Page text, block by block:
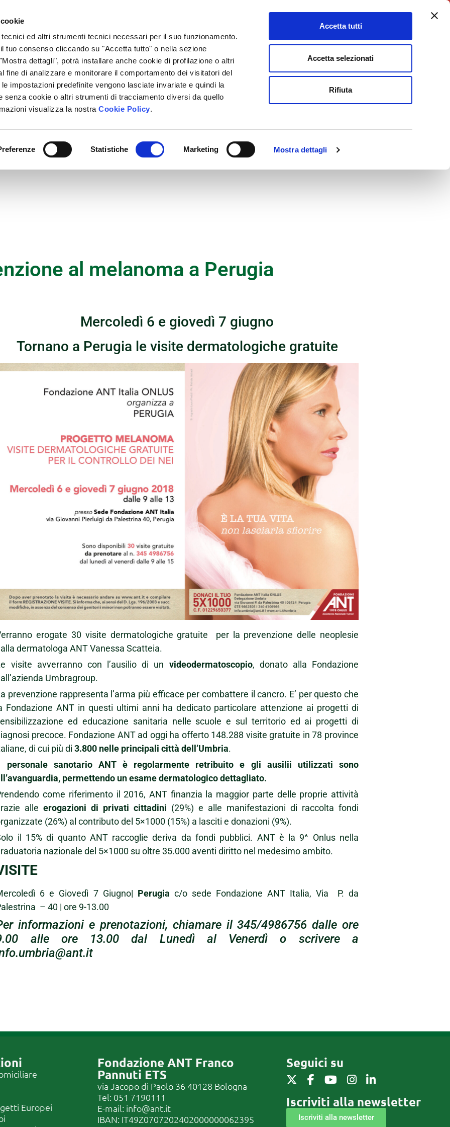
ed altri strumenti tecnici necessari per il suo funzionamento.
tuo consenso cliccando su "Accetta tutto" o nella sezione
dettagli", potrà installare anche cookie di profilazione o altri
fine di analizzare e monitorare il comportamento dei visitatori del
impostazioni predefinite vengono lasciate invariate e quindi la
senza cookie o altri strumenti di tracciamento diversi da quello
visualizza la nostraCookie Policy.
Statistiche Marketing Mostra dettagli
Accetta tutti
Accetta selezionati
Rifiuta
Charity Point
Sedi Locali
DONA ORA
al melanoma a Perugia
Mercoledì 6 e giovedì 7 giugno
Tornano a Perugia le visite dermatologiche gratuite
erogate 30 visite dermatologiche gratuite per la prevenzione delle neoplesie
dermatologa ANT Vanessa Scatteia.
visite avverranno con l’ausilio di un videodermatoscopio, donato alla Fondazione
Umbragroup.
prevenzione rappresenta l’arma più efficace per combattere il cancro. E’ per questo che
Fondazione ANT in questi ultimi anni ha dedicato particolare attenzione ai progetti di
ed educazione sanitaria nelle scuole e sul territorio ed ai progetti di
precoce. Fondazione ANT ad oggi ha offerto 148.288 visite gratuite in 78 province
di cui più di3.800 nelle principali città dell’Umbria.
personale sanotario ANT è regolarmente retribuito e gli ausilii utilizzati sono
permettendo un esame dermatologico dettagliato.
come riferimento il 2016, ANT finanzia la maggior parte delle proprie attività
alleerogazioni di privati cittadini (29%) e alle manifestazioni di raccolta fondi
(26%) al contributo del 5×1000 (15%) a lasciti e donazioni (9%).
il 15% di quanto ANT raccoglie deriva da fondi pubblici. ANT è la 9^ Onlus nella
nazionale del 5×1000 su oltre 35.000 aventi diritto nel medesimo ambito.
6 e Giovedì 7 Giugno| Perugia c/o sede Fondazione ANT Italia, Via P. da
– 40 | ore 9-13.00
informazioni e prenotazioni, chiamare il 345/4986756 dalle ore
alle ore 13.00 dal Lunedì al Venerdì o scrivere a
Europei
Fondazione ANT Franco
Pannuti ETS
via Jacopo di Paolo 36 40128 Bologna
Tel: 051 7190111
E-mail: info@ant.it
IBAN: IT49Z0707202402000000062395
Seguici su
Iscriviti alla newsletter
Iscriviti alla newsletter